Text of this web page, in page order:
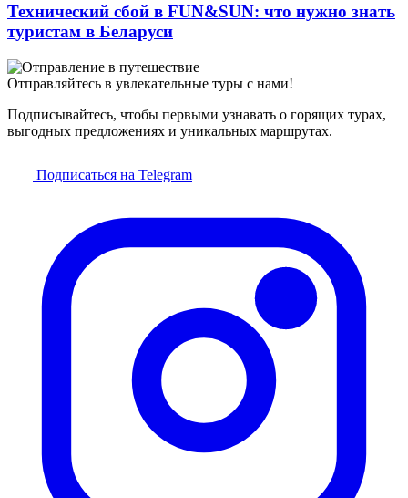
Технический сбой в FUN&SUN: что нужно знать
туристам в Беларуси
Отправляйтесь в увлекательные туры с нами!
Подписывайтесь, чтобы первыми узнавать о горящих турах,
выгодных предложениях и уникальных маршрутах.
Подписаться на Telegram